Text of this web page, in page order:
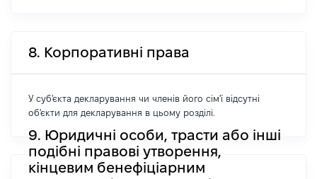
8. Корпоративні права
У суб'єкта декларування чи членів його сім'ї відсутні
об'єкти для декларування в цьому розділі.
9. Юридичні особи, трасти або інші
подібні правові утворення,
кінцевим бенефіціарним